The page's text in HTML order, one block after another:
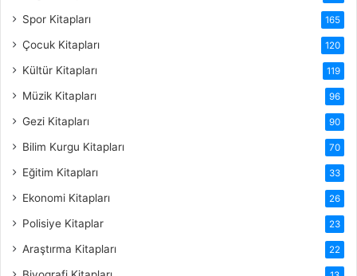
Spor Kitapları 165
Çocuk Kitapları 120
Kültür Kitapları 119
Müzik Kitapları 96
Gezi Kitapları 90
Bilim Kurgu Kitapları 70
Eğitim Kitapları 33
Ekonomi Kitapları 26
Polisiye Kitaplar 23
Araştırma Kitapları 22